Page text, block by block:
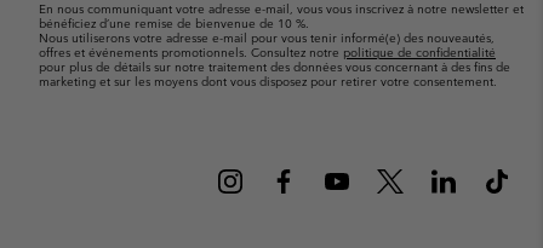
En nous communiquant votre adresse e-mail, vous vous inscrivez à notre newsletter et
bénéficiez d’une remise de bienvenue de 10 %.
Nous utiliserons votre adresse e-mail pour vous tenir informé(e) des nouveautés,
offres et événements promotionnels. Consultez notre politique de confidentialité
pour plus de détails sur notre traitement des données vous concernant à des fins de
marketing et sur les moyens dont vous disposez pour retirer votre consentement.